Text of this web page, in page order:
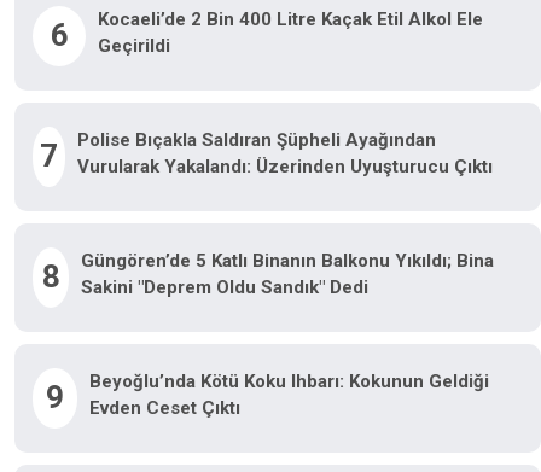
6
Kocaeli’de 2 Bin 400 Litre Kaçak Etil Alkol Ele
Geçirildi
7
Polise Bıçakla Saldıran Şüpheli Ayağından
Vurularak Yakalandı: Üzerinden Uyuşturucu Çıktı
8
Güngören’de 5 Katlı Binanın Balkonu Yıkıldı; Bina
Sakini "Deprem Oldu Sandık" Dedi
9
Beyoğlu’nda Kötü Koku Ihbarı: Kokunun Geldiği
Evden Ceset Çıktı